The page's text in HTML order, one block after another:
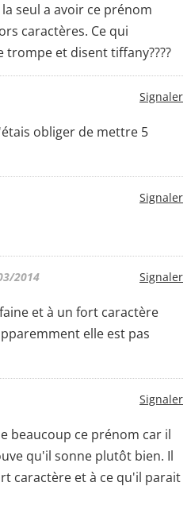
seul a avoir ce prénom
caractères. Ce qui
trompe et disent tiffany????
Signaler
obliger de mettre 5
Signaler
Signaler
2014
et à un fort caractère
elle est pas
Signaler
beaucoup ce prénom car il
qu'il sonne plutôt bien. Il
caractère et à ce qu'il parait